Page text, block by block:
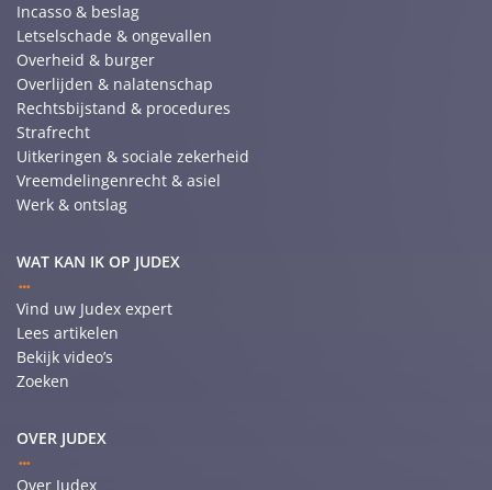
Incasso & beslag
Letselschade & ongevallen
Overheid & burger
Overlijden & nalatenschap
Rechtsbijstand & procedures
Strafrecht
Uitkeringen & sociale zekerheid
Vreemdelingenrecht & asiel
Werk & ontslag
WAT KAN IK OP JUDEX
Vind uw Judex expert
Lees artikelen
Bekijk video’s
Zoeken
OVER JUDEX
Over Judex